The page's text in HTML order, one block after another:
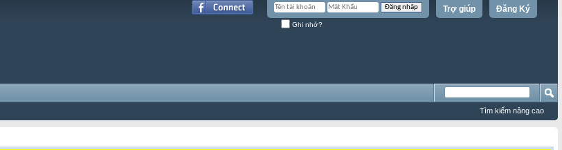
Đăng Ký
Trợ giúp
Ghi nhớ?
Tìm kiếm nâng cao